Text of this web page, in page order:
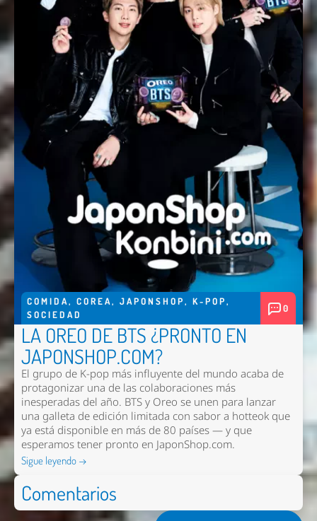
COMIDA, COREA, JAPONSHOP, K-POP,
SOCIEDAD
0
LA OREO DE BTS ¿PRONTO EN
JAPONSHOP.COM?
El grupo de K-pop más influyente del mundo acaba de
protagonizar una de las colaboraciones más
inesperadas del año. BTS y Oreo se unen para lanzar
una galleta de edición limitada con sabor a hotteok que
ya está disponible en más de 80 países — y que
esperamos tener pronto en JaponShop.com.
Sigue leyendo →
Comentarios